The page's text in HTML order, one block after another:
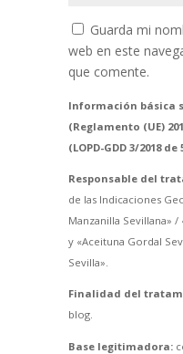
Guarda mi
web en este
que comente.
Información básica
(Reglamento (UE)
(LOPD-GDD 3/2018
Responsable del
de las Indicaciones
Manzanilla Sevillana»
y «Aceituna Gordal
Sevilla».
Finalidad del
blog.
Base legitimadora: